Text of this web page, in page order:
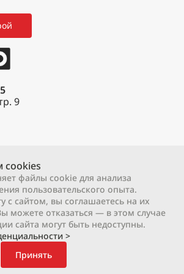
9
«М-профиль»
Договор оферты
cookies
файлы cookie для анализа
пользовательского опыта.
с сайтом, вы соглашаетесь на их
можете отказаться — в этом случае
сайта могут быть недоступны.
>
Принять